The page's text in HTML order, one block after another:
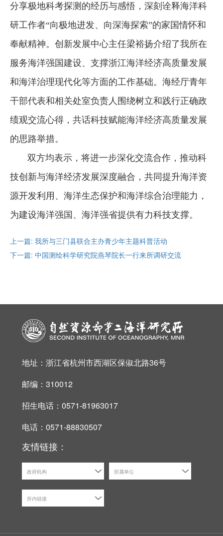
分享极地科考探测的经历与感悟，深刻诠释海洋科
研工作者“向极地进发、向深海探索”的家国情怀和
奉献精神。创新发展中心主任梁裕扬介绍了我所在
服务海洋强国建设、支撑浙江海洋经济高质量发展
和海洋治理现代化等方面的工作基础。海经厅青年
干部代表和相关处室负责人围绕树立和践行正确政
绩观交流心得，共话科技赋能海洋经济高质量发展
的思路举措。
双方均表示，将进一步深化交流合作，推动科
技创新与海洋经济发展深度融合，共同提升海洋资
源开发利用、海洋生态保护和海洋综合治理能力，
为建设海洋强国、海洋强省提供有力科技支撑。
上一篇: 我所与三门县联合主办青少年主题科普活动
下一篇: 中国测绘科学研究院燕琴院长一行来所调研交流
地址：浙江省杭州市西湖区保俶北路36号
邮编：310012
招生电话：0571-81963017
电话：0571-88830507
友情链接：
政府机构 部属单位
所内链接